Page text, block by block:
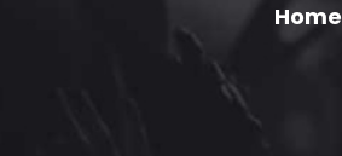
Home